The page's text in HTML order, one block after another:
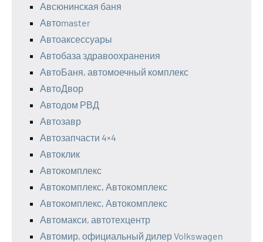
Авсюнинская баня
Автоmaster
Автоаксессуары
Автобаза здравоохранения
АвтоБаня, автомоечный комплекс
АвтоДвор
Автодом РВД
Автозавр
Автозапчасти 4×4
Автоклик
Автокомплекс
Автокомплекс, Автокомплекс
Автокомплекс, Автокомплекс
Автомакси, автотехцентр
Автомир, официальный дилер Volkswagen